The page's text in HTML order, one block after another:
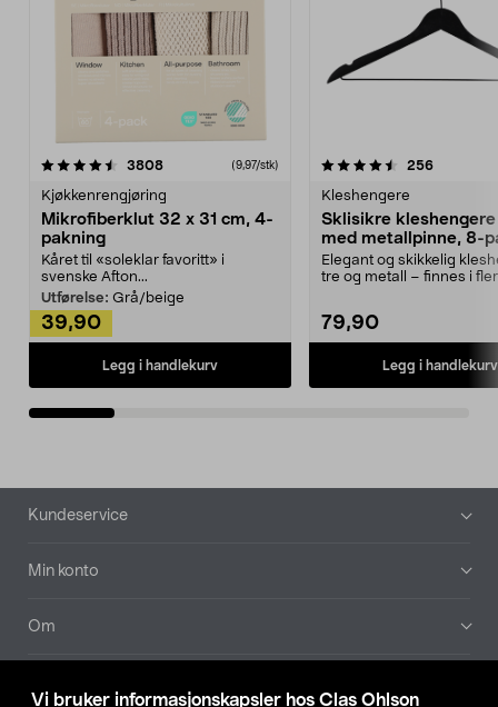
Vi bruker informasjonskapsler hos Clas Ohlson
3808anmeldelser(9,97/stk)
Kjøkkenrengjøring
Mikrofiberklut 32 x 31 cm, 4-
pakning
Kåret til «soleklar favoritt» i
svenske Afton...
Utførelse: Grå/beige
39,90
Legg i handlekurv
4.5av 5 stjerner 256
Kleshengere
Sklisikre
med metallpinne, 8-
Elegant og skikkelig
tre og metall – finnes i
79,90
Legg i handlekurv
4.5av 5 stjerner
Bunntekst
Kundeservice
Min konto
Om